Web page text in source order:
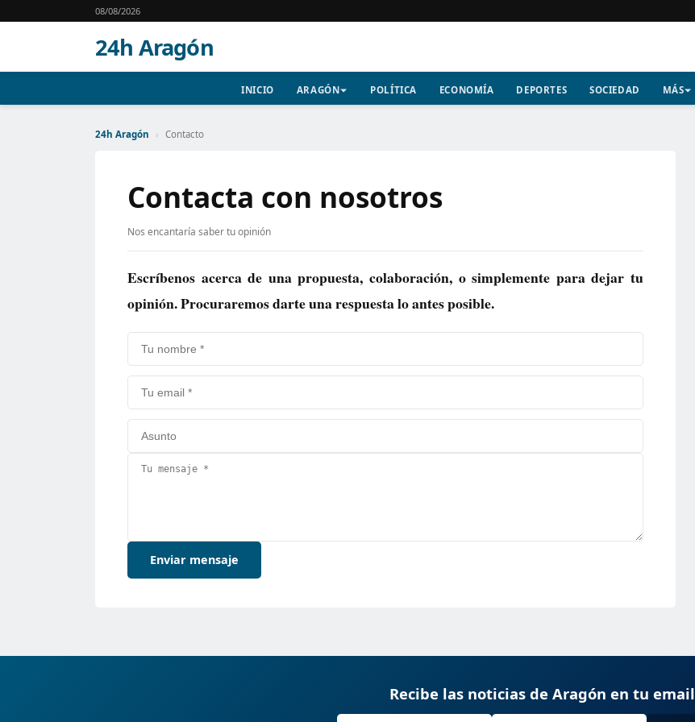
08/08/2026
24h Aragón
INICIO ARAGÓN POLÍTICA ECONOMÍA DEPORTES SOCIEDAD MÁS
24h Aragón › Contacto
Contacta con nosotros
Nos encantaría saber tu opinión
Escríbenos acerca de una propuesta, colaboración, o simplemente para dejar tu
opinión. Procuraremos darte una respuesta lo antes posible.
Enviar mensaje
Recibe las noticias de Aragón en tu email